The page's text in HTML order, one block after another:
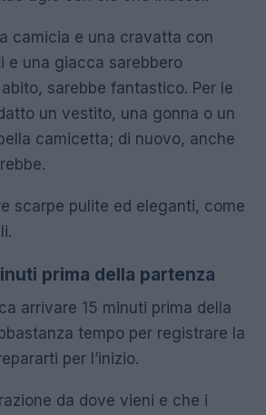
camicia e una cravatta con
e una giacca sarebbero
sarebbe fantastico. Per le
un vestito, una gonna o un
camicetta; di nuovo, anche
scarpe pulite ed eleganti, come
prima della partenza
arrivare 15 minuti prima della
tempo per registrare la
per l’inizio.
da dove vieni e che i